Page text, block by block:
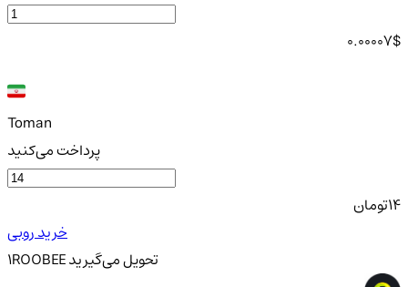
0.00007$
Toman
پرداخت می‌کنید
14تومان
خرید روبی
1ROOBEE تحویلمی‌گیرید